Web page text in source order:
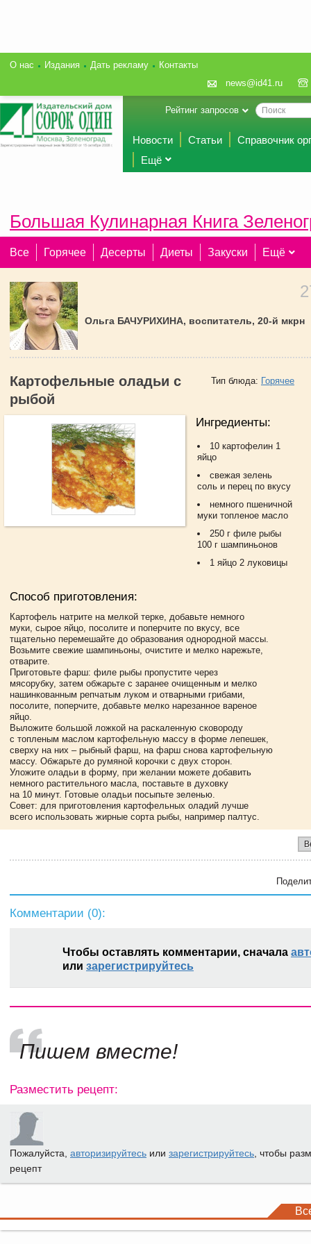
О нас Издания Дать рекламу
Контакты
news@id41.ru
Рейтинг запросов
Новости Статьи
Справочник
Ещё
Большая Кулинарная Книга
Все Горячее Десерты Диеты Закуски Ещё
Ольга БАЧУРИХИНА, воспитатель, 20-й мкрн
Тип блюда: Горячее
Картофельные оладьи с
рыбой
Ингредиенты:
10 картофелин 1
яйцо
свежая зелень
соль и перец по вкусу
немного пшеничной
муки топленое масло
250 г филе рыбы
100 г шампиньонов
1 яйцо 2 луковицы
Способ приготовления:
Картофель натрите на мелкой терке, добавьте немного
муки, сырое яйцо, посолите и поперчите по вкусу, все
тщательно перемешайте до образования однородной массы.
Возьмите свежие шампиньоны, очистите и мелко нарежьте,
отварите.
Приготовьте фарш: филе рыбы пропустите через
мясорубку, затем обжарьте с заранее очищенным и мелко
нашинкованным репчатым луком и отварными грибами,
посолите, поперчите, добавьте мелко нарезанное вареное
яйцо.
Выложите большой ложкой на раскаленную сковороду
с топленым маслом картофельную массу в форме лепешек,
сверху на них – рыбный фарш, на фарш снова картофельную
массу. Обжарьте до румяной корочки с двух сторон.
Уложите оладьи в форму, при желании можете добавить
немного растительного масла, поставьте в духовку
на 10 минут. Готовые оладьи посыпьте зеленью.
Совет: для приготовления картофельных оладий лучше
всего использовать жирные сорта рыбы, например палтус.
Комментарии (0):
Чтобы оставлять комментарии, сначала
или зарегистрируйтесь
Пишем вместе!
Разместить рецепт:
Пожалуйста, авторизируйтесь или зарегистрируйтесь , чтобы
рецепт